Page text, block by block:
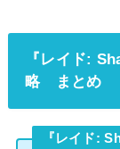
『レイド:
略 まとめ
『レイド: